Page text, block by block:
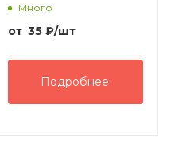
Много
от 35₽/шт
Подробнее